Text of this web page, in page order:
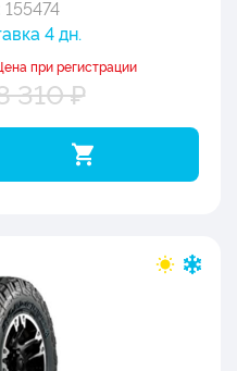
4 дн.
при регистрации
310 ₽